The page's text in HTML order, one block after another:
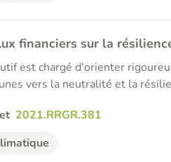
financiers sur la
est chargé d'orienter
vers la neutralité et la
2021.RRGR.381